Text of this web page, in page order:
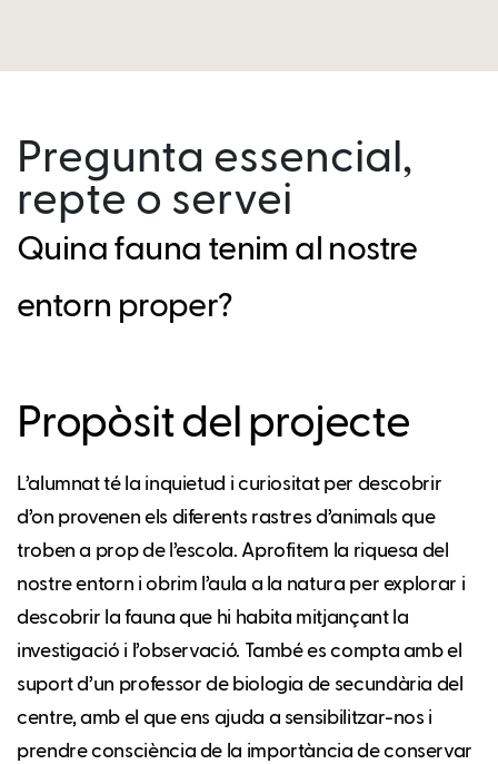
Pregunta essencial,
repte o servei
Quina fauna tenim al nostre
entorn proper?
Propòsit del projecte
L’alumnat té la inquietud i curiositat per descobrir
d’on provenen els diferents rastres d’animals que
troben a prop de l’escola. Aprofitem la riquesa del
nostre entorn i obrim l’aula a la natura per explorar i
descobrir la fauna que hi habita mitjançant la
investigació i l’observació. També es compta amb el
suport d’un professor de biologia de secundària del
centre, amb el que ens ajuda a sensibilitzar-nos i
prendre consciència de la importància de conservar